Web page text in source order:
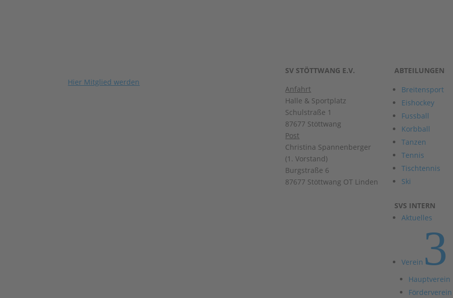
Hier Mitglied werden
SV STÖTTWANG E.V.
Anfahrt
Halle & Sportplatz
Schulstraße 1
87677 Stöttwang
Post
Christina Spannenberger
(1. Vorstand)
Burgstraße 6
87677 Stöttwang OT Linden
ABTEILUNGEN
Breitensport
Eishockey
Fussball
Korbball
Tanzen
Tennis
Tischtennis
Ski
SVS INTERN
Aktuelles
Verein 3
Hauptverein
Förderverein